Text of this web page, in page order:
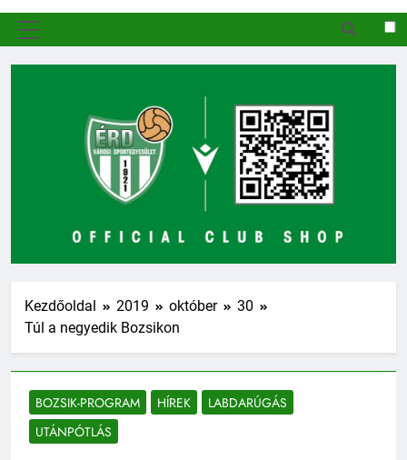
Kezdőoldal 2019 október
30
Túl a negyedik Bozsikon
BOZSIK-PROGRAM HÍREK
LABDARÚGÁS
UTÁNPÓTLÁS